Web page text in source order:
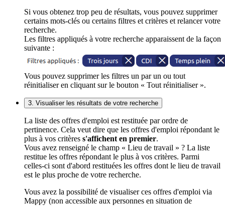
Si vous obtenez trop peu de résultats, vous pouvez supprimer
certains mots-clés ou certains filtres et critères et relancer votre
recherche.
Les filtres appliqués à votre recherche apparaissent de la façon
suivante :
Vous pouvez supprimer les filtres un par un ou tout
réinitialiser en cliquant sur le bouton « Tout réinitialiser ».
3. Visualiser les résultats de votre recherche
La liste des offres d'emploi est restituée par ordre de
pertinence. Cela veut dire que les offres d'emploi répondant le
plus à vos critères s'affichent en premier.
Vous avez renseigné le champ « Lieu de travail » ? La liste
restitue les offres répondant le plus à vos critères. Parmi
celles-ci sont d'abord restituées les offres dont le lieu de travail
est le plus proche de votre recherche.
Vous avez la possibilité de visualiser ces offres d'emploi via
Mappy (non accessible aux personnes en situation de